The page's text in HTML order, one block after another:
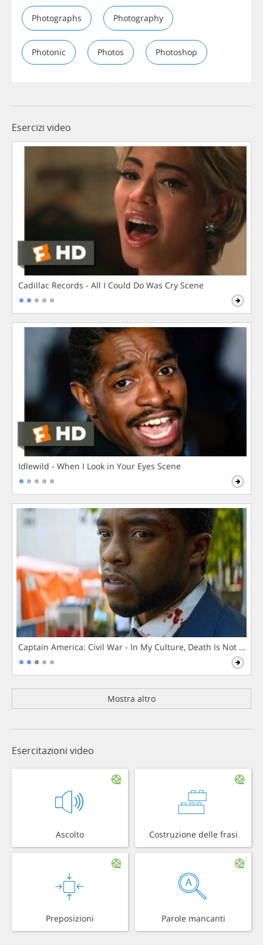
Photographs Photography
Photonic Photos Photoshop
Esercizi video
Cadillac Records - All I Could Do Was Cry Scene
Idlewild - When I Look in Your Eyes Scene
Captain America: Civil War - In My Culture, Death Is Not The
Mostra altro
Esercitazioni video
Ascolto Costruzione delle frasi
Preposizioni Parole mancanti